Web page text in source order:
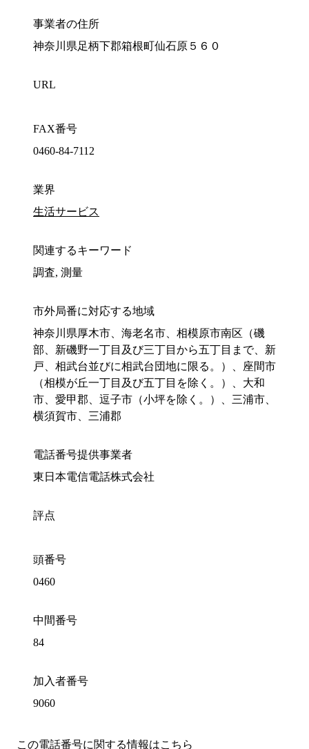
事業者の住所
神奈川県足柄下郡箱根町仙石原５６０
URL
FAX番号
0460-84-7112
業界
生活サービス
関連するキーワード
調査, 測量
市外局番に対応する地域
神奈川県厚木市、海老名市、相模原市南区（磯
部、新磯野一丁目及び三丁目から五丁目まで、新
戸、相武台並びに相武台団地に限る。）、座間市
（相模が丘一丁目及び五丁目を除く。）、大和
市、愛甲郡、逗子市（小坪を除く。）、三浦市、
横須賀市、三浦郡
電話番号提供事業者
東日本電信電話株式会社
評点
頭番号
0460
中間番号
84
加入者番号
9060
この電話番号に関する情報はこちら